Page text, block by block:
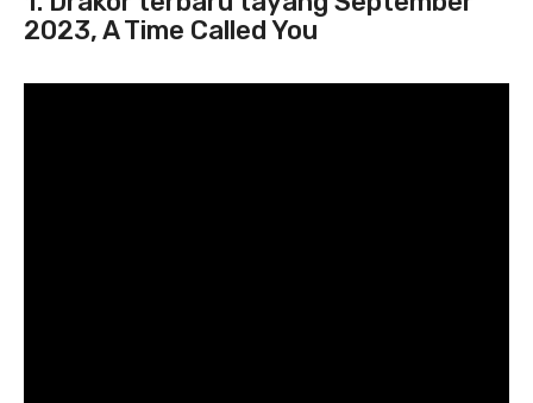
2023, A Time Called You